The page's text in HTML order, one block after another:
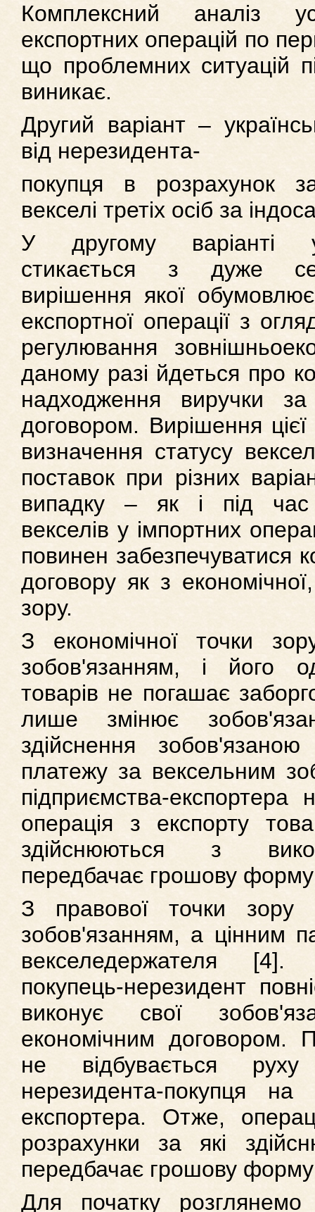
Комплексний аналіз
експортних операцій по
що проблемних ситуацій
виникає.
Другий варіант –
від нерезидента-
покупця в розрахунок
векселі третіх осіб за
У другому варіанті
стикається з дуже
вирішення якої
експортної операції з
регулювання
даному разі йдеться про
надходження виручки за
договором. Вирішення
визначення статусу
поставок при різних
випадку – як і під час
векселів у імпортних
повинен забезпечуватися
договору як з
зору.
З економічної точки
зобов'язанням, і його
товарів не погашає
лише змінює
здійснення
платежу за вексельним
підприємства-
операція з експорту
здійснюються з
передбачає грошову форму
З правової точки
зобов'язанням, а цінним
векселедержателя
покупець-нерезидент
виконує свої
економічним договором.
не відбувається
нерезидента-покупця на
експортера. Отже,
розрахунки за які
передбачає грошову форму
Для початку розглянемо